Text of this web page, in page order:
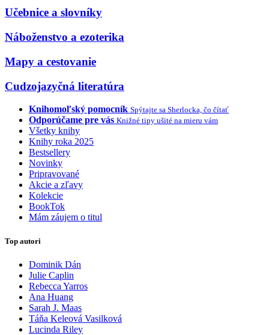
Učebnice a slovníky
Náboženstvo a ezoterika
Mapy a cestovanie
Cudzojazyčná literatúra
Knihomoľský pomocník Spýtajte sa Sherlocka, čo čítať
Odporúčame pre vás Knižné tipy ušité na mieru vám
Všetky knihy
Knihy roka 2025
Bestsellery
Novinky
Pripravované
Akcie a zľavy
Kolekcie
BookTok
Mám záujem o titul
Top autori
Dominik Dán
Julie Caplin
Rebecca Yarros
Ana Huang
Sarah J. Maas
Táňa Keleová Vasilková
Lucinda Riley